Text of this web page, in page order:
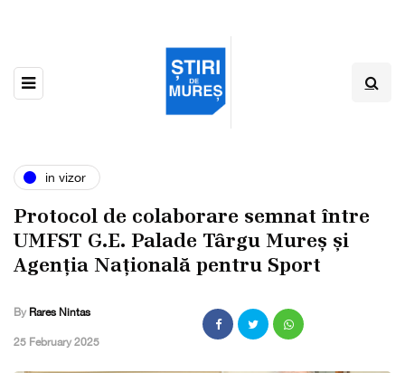
in vizor
Protocol de colaborare semnat între
UMFST G.E. Palade Târgu Mureș și
Agenția Națională pentru Sport
By Rares Nintas
,25 February 2025